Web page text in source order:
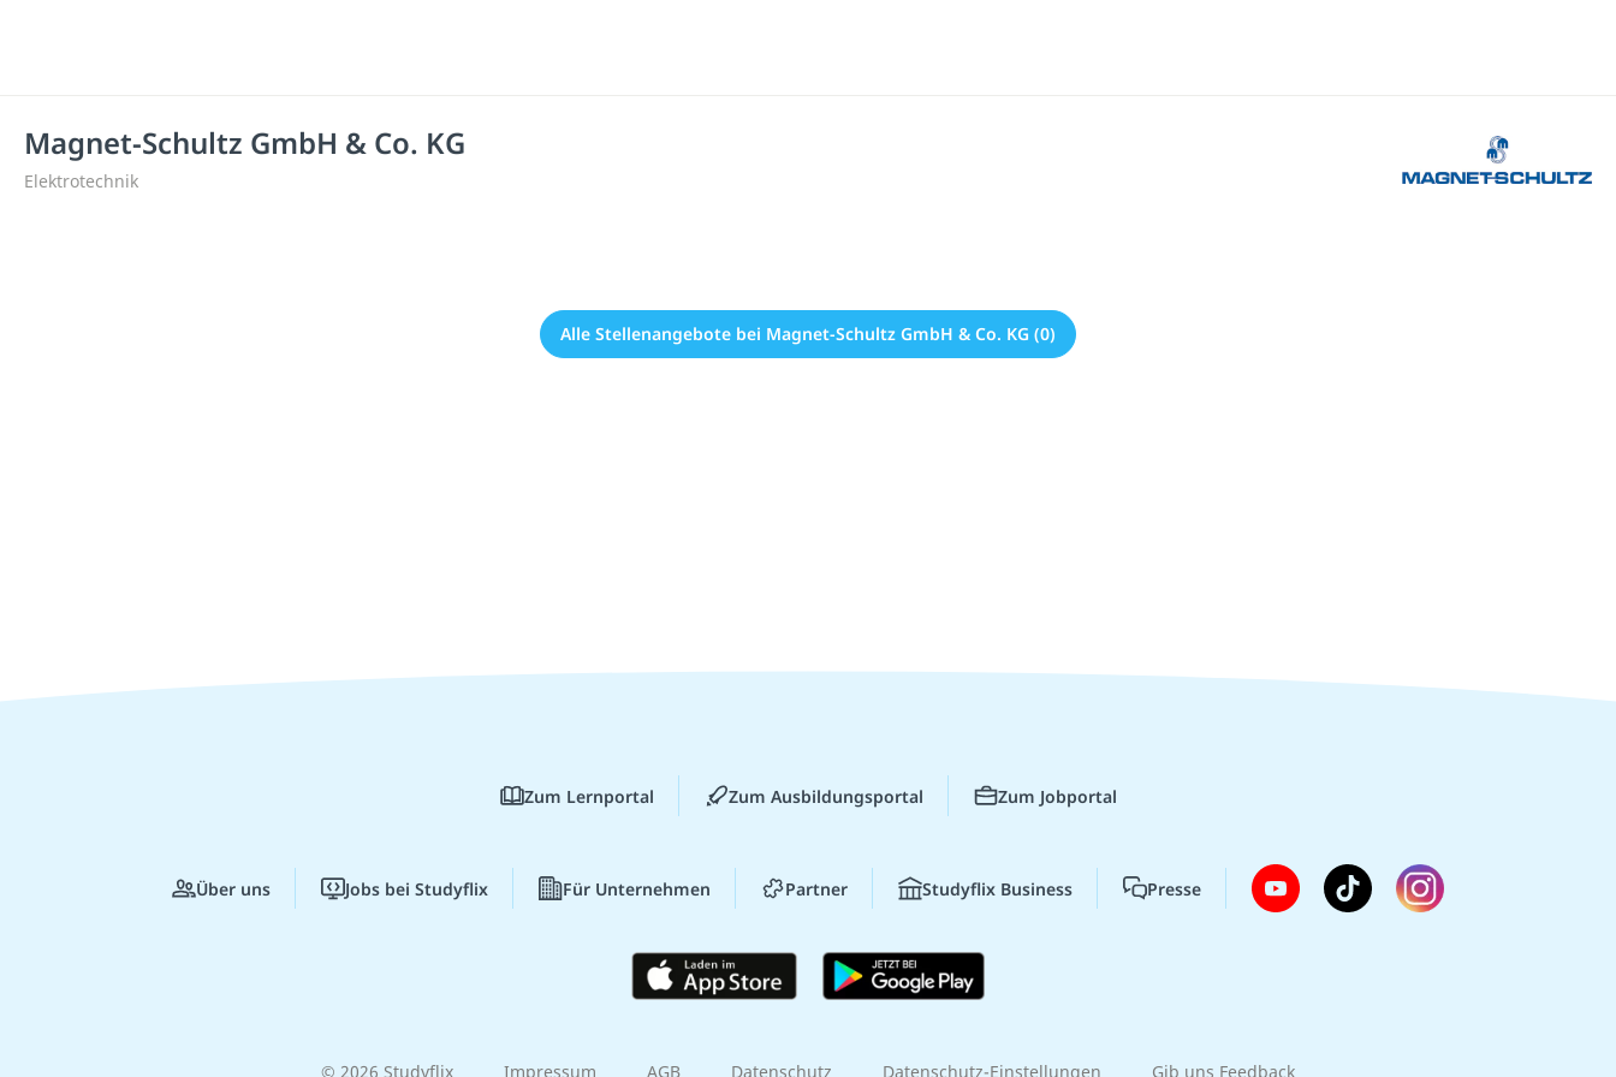
Magnet-Schultz GmbH & Co. KG
Elektrotechnik
Alle Stellenangebote bei Magnet-Schultz GmbH & Co. KG (0)
Zum Lernportal Zum Ausbildungsportal Zum Jobportal
Über uns Jobs bei Studyflix Für Unternehmen Partner Studyflix Business Presse
© 2026 Studyflix Impressum AGB Datenschutz Datenschutz-Einstellungen Gib uns Feedback